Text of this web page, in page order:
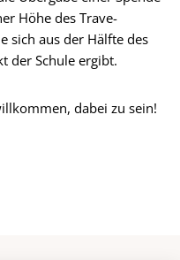
Höhe des Trave-
sich aus der Hälfte des
der Schule ergibt.
dabei zu sein!